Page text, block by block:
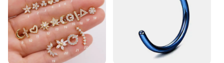
vendors, and suppliers.